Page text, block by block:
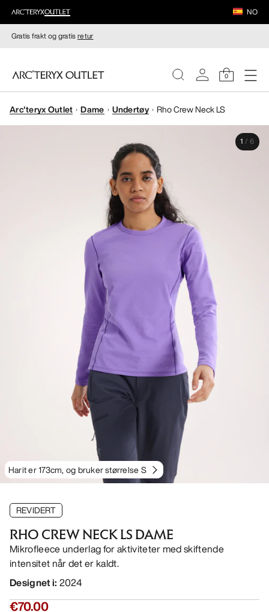
NO
Gratis frakt og gratisretur
0
DAMER
Arc'teryx Outlet Dame Undertøy Rho Crew Neck LS
Harit er 173cm, og bruker størrelse S
1 / 6
REVIDERT
RHO CREW NECK LS DAME
Mikrofleece underlag for aktiviteter med skiftende
intensitet når det er kaldt.
Designet i: 2024
€70.00